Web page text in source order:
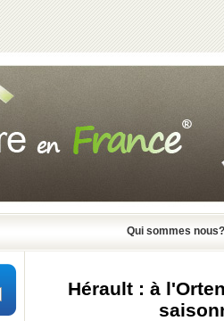
Qui sommes nous?
Hérault : à